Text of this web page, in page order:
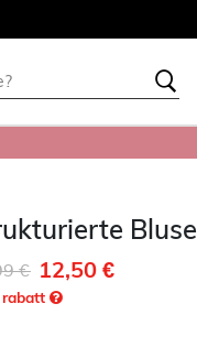
Bluse
von
€auf12,50 €
rabatt